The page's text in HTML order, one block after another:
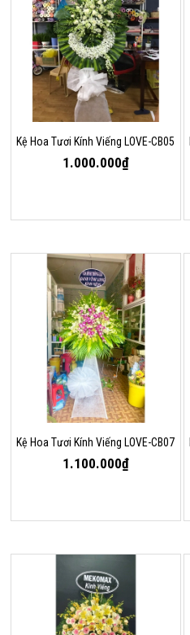
Kệ Hoa Tươi Kính Viếng LOVE-CB05
1.000.000₫
Kệ Hoa Tươi Kính Viếng LOVE-CB07
1.100.000₫